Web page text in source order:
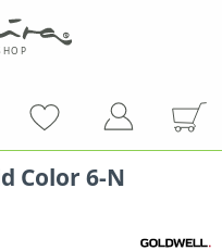
Color 6-N